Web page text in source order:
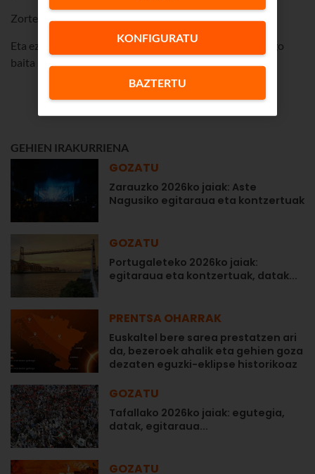
Zorte on!
Eta ez begi-bistatik galdu gure sare sozialak, laster izango
baita beste zozketa bat Iruñeko aurrestreinaldirako.
GEHIEN IRAKURRIENA
GOZATU
Zarauzko 2026ko jaiak: Aste
Nagusiko egitaraua eta kontzertuak
GOZATU
Portugaleteko 2026ko jaiak:
egitaraua eta kontzertuak, datak...
PRENTSA OHARRAK
Euskaltel bere sarea prestatzen ari
da, bezeroek ahalik eta gehien goza
dezaten eguzki-eklipse historikoaz
GOZATU
Tafallako 2026ko jaiak: egutegia,
datak, egitaraua...
GOZATU
KONFIGURATU
BAZTERTU